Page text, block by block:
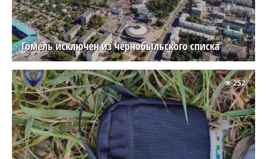
Гомель исключен из чернобыльского списка
252